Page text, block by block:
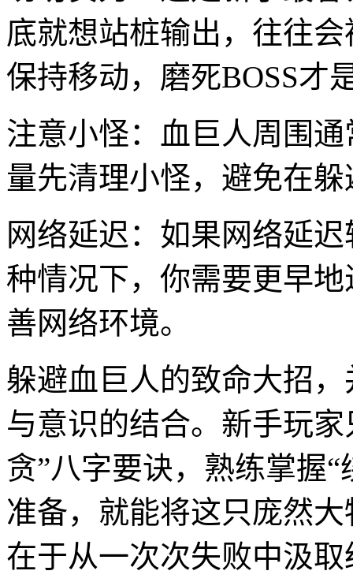
底就想站桩输出，往往
保持移动，磨死BOSS才
注意小怪：血巨人周围
量先清理小怪，避免在
网络延迟：如果网络延
种情况下，你需要更早
善网络环境。
躲避血巨人的致命大招
与意识的结合。新手玩
贪”八字要诀，熟练掌握
准备，就能将这只庞然
在于从一次次失败中汲